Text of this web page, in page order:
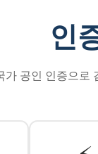
인
가 공인 인증으로